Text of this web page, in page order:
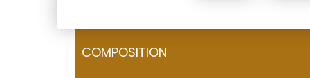
COMPOSITION